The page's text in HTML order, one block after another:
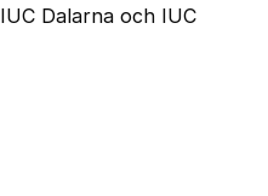
IUC Dalarna och IUC